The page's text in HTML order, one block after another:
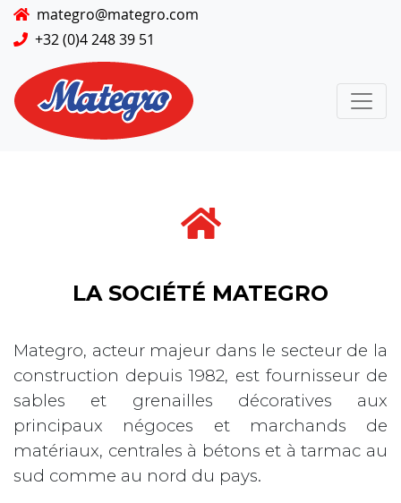
mategro@mategro.com
+32 (0)4 248 39 51
LA SOCIÉTÉ MATEGRO
Mategro, acteur majeur dans le secteur de la
construction depuis 1982, est fournisseur de
sables et grenailles décoratives aux
principaux négoces et marchands de
matériaux, centrales à bétons et à tarmac au
sud comme au nord du pays.